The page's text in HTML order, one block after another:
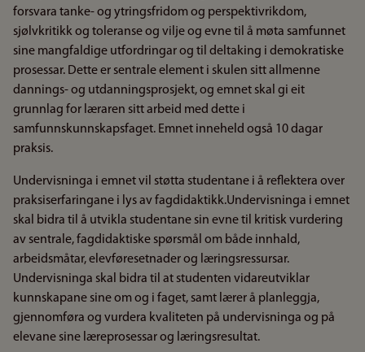
forsvara tanke- og ytringsfridom og perspektivrikdom,
sjølvkritikk og toleranse og vilje og evne til å møta samfunnet
sine mangfaldige utfordringar og til deltaking i demokratiske
prosessar. Dette er sentrale element i skulen sitt allmenne
dannings- og utdanningsprosjekt, og emnet skal gi eit
grunnlag for læraren sitt arbeid med dette i
samfunnskunnskapsfaget. Emnet inneheld også 10 dagar
praksis.
Undervisninga i emnet vil støtta studentane i å reflektera over
praksiserfaringane i lys av fagdidaktikk.Undervisninga i emnet
skal bidra til å utvikla studentane sin evne til kritisk vurdering
av sentrale, fagdidaktiske spørsmål om både innhald,
arbeidsmåtar, elevføresetnader og læringsressursar.
Undervisninga skal bidra til at studenten vidareutviklar
kunnskapane sine om og i faget, samt lærer å planleggja,
gjennomføra og vurdera kvaliteten på undervisninga og på
elevane sine læreprosessar og læringsresultat.